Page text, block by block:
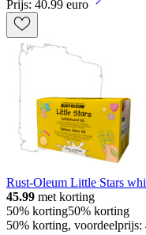
Prijs: 40.99 euro
Rust-Oleum Little Stars
45.99 met korting
50% korting50% korting
50% korting,